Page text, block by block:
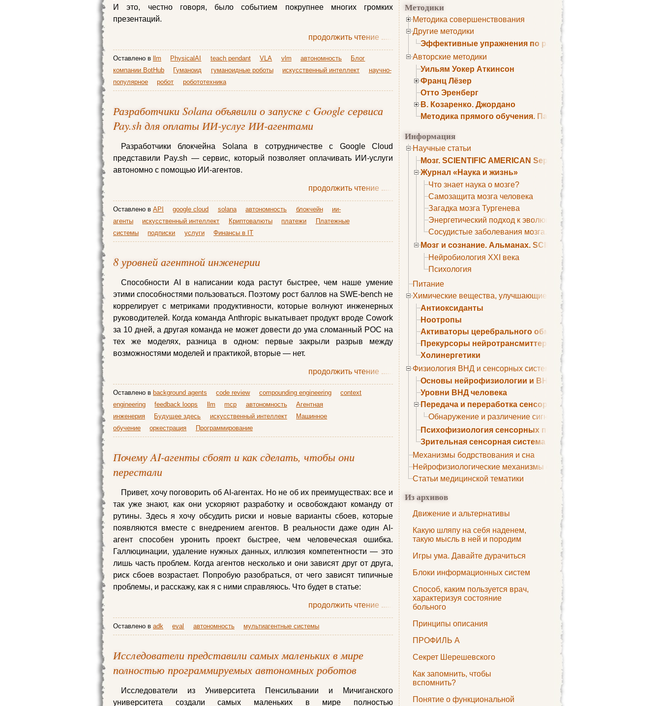
Методики
Методика совершенствования
Другие методики
Эффективные упражнения по развитию памяти
Авторские методики
Уильям Уокер Аткинсон
Франц Лёзер
Отто Эренберг
В. Козаренко. Джордано
Методика прямого обучения. Пауль Шелли
Информация
Научные статьи
Мозг. SCIENTIFIC AMERICAN September 1979
Журнал «Наука и жизнь»
Что знает наука о мозге?
Самозащита мозга человека
Загадка мозга Тургенева
Энергетический подход к эволюции мозга
Сосудистые заболевания мозга. Все может начаться с
Мозг и сознание. Альманах. SCIENTIFIC AMERICAN
Нейробиология XXI века
Психология
Питание
Химические вещества, улучшающие умственные способности
Антиоксиданты
Ноотропы
Активаторы церебрального обмена веществ
Прекурсоры нейротрансмиттеров
Холинергетики
Физиология ВНД и сенсорных систем
Основы нейрофизиологии и ВНД
Уровни ВНД человека
Передача и переработка сенсорных сигналов
Обнаружение и различение сигналов. Сенсорная рецепция
Психофизиология сенсорных процессов
Зрительная сенсорная система
Механизмы бодрствования и сна
Нейрофизиологические механизмы сна
Статьи медицинской тематики
Из архивов
Движение и альтернативы
Какую шляпу на себя наденем,
такую мысль в ней и породим
Игры ума. Давайте дурачиться
Блоки информационных систем
Способ, каким пользуется врач,
характеризуя состояние
больного
Принципы описания
ПРОФИЛЬ А
Секрет Шерешевского
Как запомнить, чтобы
вспомнить?
Понятие о функциональной
И это, честно говоря, было событием покрупнее многих громких
презентаций.
продолжить чтение ......
Оставлено в llm PhysicalAI teach pendant VLA vlm автономность
Блог
компании BotHub
Гуманоид гуманоидные роботы искусственный интеллект
научно-
популярное
робот робототехника
Разработчики Solana объявили о запуске с Google сервиса
Pay.sh для оплаты ИИ-услуг ИИ-агентами
Разработчики блокчейна Solana в сотрудничестве с Google Cloud
представили Pay.sh — сервис, который позволяет оплачивать ИИ-услуги
автономно с помощью ИИ-агентов.
продолжить чтение ......
Оставлено в API google cloud solana автономность блокчейн
ии-
агенты
искусственный интеллект Криптовалюты платежи
Платежные
системы
подписки услуги Финансы в IT
8 уровней агентной инженерии
Способности AI в написании кода растут быстрее, чем наше умение
этими способностями пользоваться. Поэтому рост баллов на SWE-bench не
коррелирует с метриками продуктивности, которые волнуют инженерных
руководителей. Когда команда Anthropic выкатывает продукт вроде Cowork
за 10 дней, а другая команда не может довести до ума сломанный POC на
тех же моделях, разница в одном: первые закрыли разрыв между
возможностями моделей и практикой, вторые — нет.
продолжить чтение ......
Оставлено в background agents code review compounding engineering
context
engineering
feedback loops llm mcp автономность
Агентная
инженерия
Будущее здесь искусственный интеллект
Машинное
обучение
оркестрация Программирование
Почему AI-агенты сбоят и как сделать, чтобы они
перестали
Привет, хочу поговорить об AI-агентах. Но не об их преимуществах: все и
так уже знают, как они ускоряют разработку и освобождают команду от
рутины. Здесь я хочу обсудить риски и новые варианты сбоев, которые
появляются вместе с внедрением агентов. В реальности даже один AI-
агент способен уронить проект быстрее, чем человеческая ошибка.
Галлюцинации, удаление нужных данных, иллюзия компетентности — это
лишь часть проблем. Когда агентов несколько и они зависят друг от друга,
риск сбоев возрастает. Попробую разобраться, от чего зависят типичные
проблемы, и расскажу, как я с ними справляюсь. Что будет в статье:
продолжить чтение ......
Оставлено в adk eval автономность мультиагентные системы
Исследователи представили самых маленьких в мире
полностью программируемых автономных роботов
Исследователи из Университета Пенсильвании и Мичиганского
университета создали самых маленьких в мире полностью